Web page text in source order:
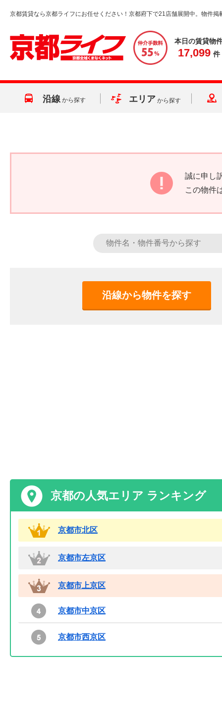
京都賃貸なら京都ライフにお任せください！京都府下で21店舗展開中。物件掲
本日の賃貸物
17,099 件
沿線 から探す エリア から探す
誠に申し
この物件
沿線から物件を探す
京都の人気エリア ランキング
京都市北区
京都市左京区
京都市上京区
京都市中京区
京都市西京区